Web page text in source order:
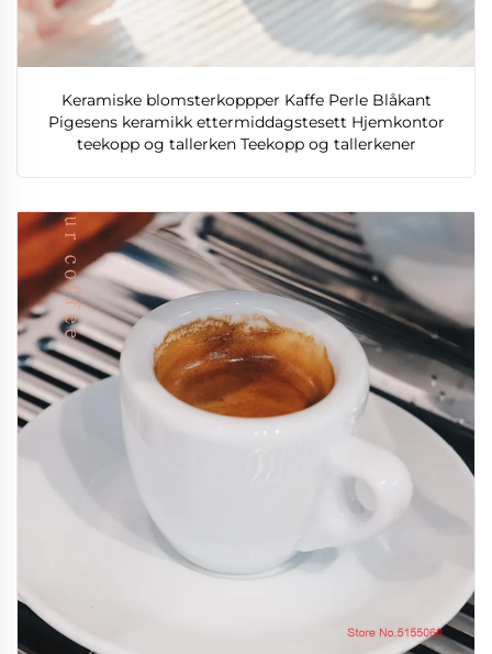
Keramiske blomsterkoppper Kaffe Perle Blåkant
Pigesens keramikk ettermiddagstesett Hjemkontor
teekopp og tallerken Teekopp og tallerkener